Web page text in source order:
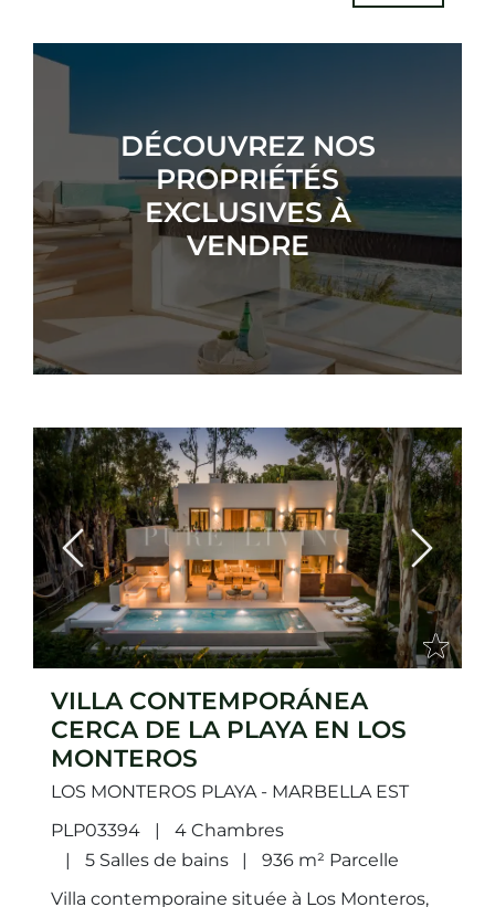
DÉCOUVREZ NOS
PROPRIÉTÉS
EXCLUSIVES À
VENDRE
Previous Next
VILLA CONTEMPORÁNEA
CERCA DE LA PLAYA EN LOS
MONTEROS
LOS MONTEROS PLAYA - MARBELLA EST
PLP03394
4 Chambres
5 Salles de bains
936 m² Parcelle
Villa contemporaine située à Los Monteros,